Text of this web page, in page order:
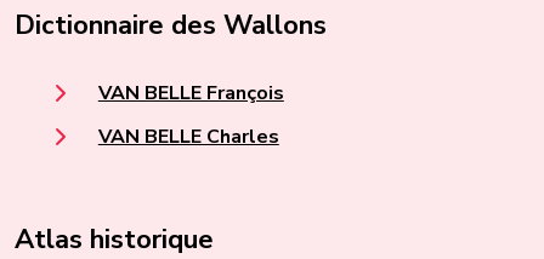
Dictionnaire des Wallons
VAN BELLE François
VAN BELLE Charles
Atlas historique